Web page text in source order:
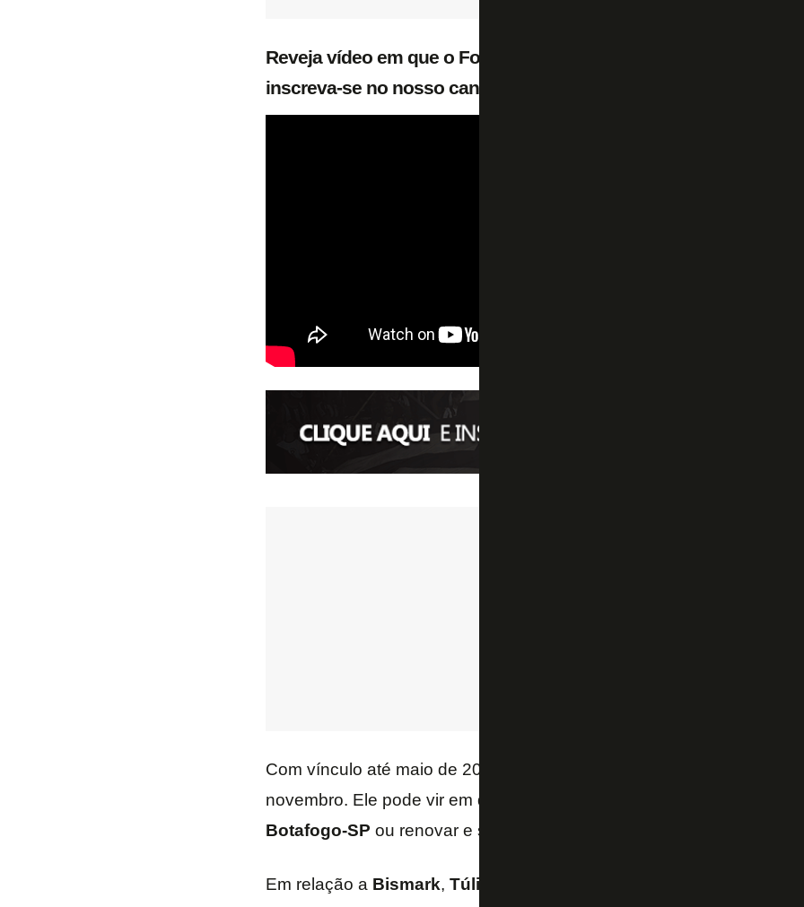
Reveja vídeo em que o FogãoNET noticiou o interesse do
inscreva-se no nosso canal no YouTube. Negociações avançam
Com vínculo até maio de 2021,
novembro. Ele pode vir em definitivo para o
Botafogo-SP ou renovar e ser emprestado.
Em relação a Bismark, Túlio Lustosa